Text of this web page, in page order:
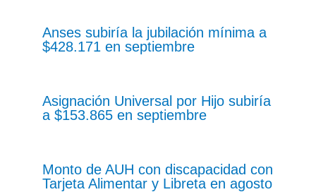
Anses subiría la jubilación mínima a
$428.171 en septiembre
Asignación Universal por Hijo subiría
a $153.865 en septiembre
Monto de AUH con discapacidad con
Tarjeta Alimentar y Libreta en agosto